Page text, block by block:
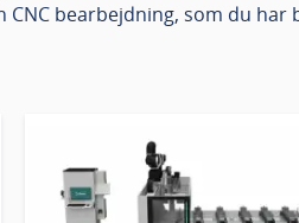
bearbejdning, som du har